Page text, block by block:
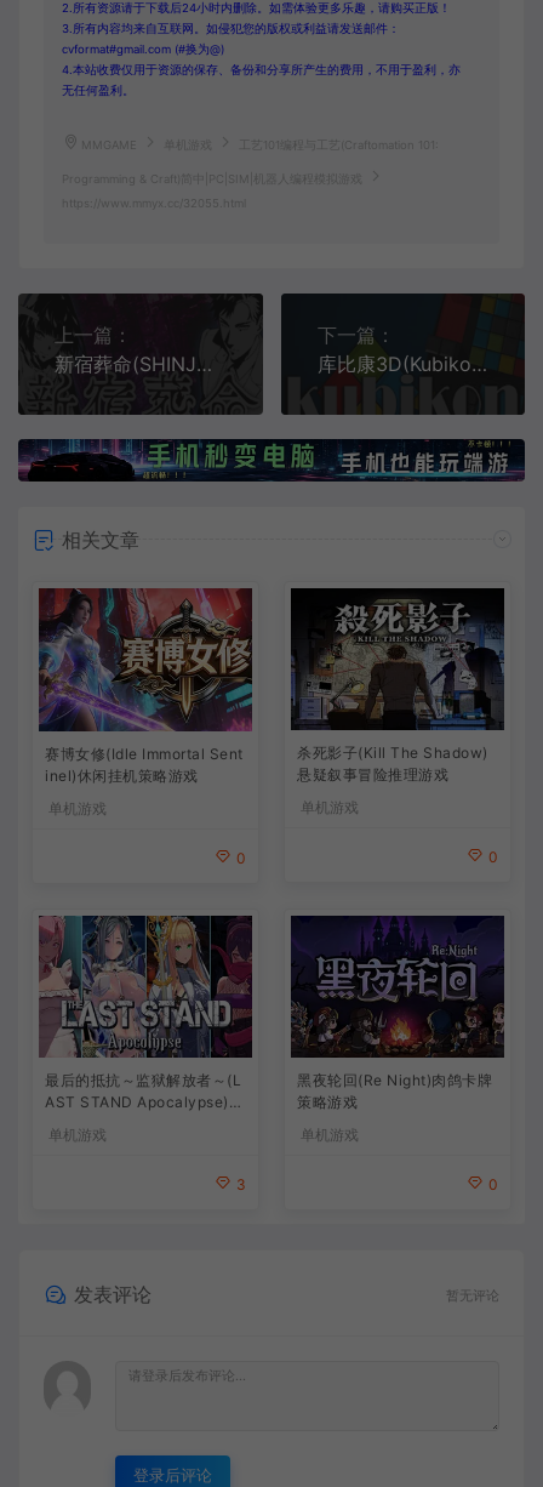
2.所有资源请于下载后24小时内删除。如需体验更多乐趣，请购买正版！
3.所有内容均来自互联网。如侵犯您的版权或利益请发送邮件：
cvformat#gmail.com (#换为@)
4.本站收费仅用于资源的保存、备份和分享所产生的费用，不用于盈利，亦
无任何盈利。
MMGAME 工艺101编程与工艺(Craftomation 101:
Programming & Craft)简中|PC|SIM|机器人编程模拟游戏
https://www.mmyx.cc/32055.html
上一篇：
新宿葬命(SHINJUKU SOUMEI)简中|PC|AVG|冒险视觉小说游戏
下一篇：
库比康3D(Kubikon 3D)烧脑益智解谜游戏|下载
相关文章
赛博女修(Idle Immortal Sent
inel)休闲挂机策略游戏
单机游戏
0
杀死影子(Kill The Shadow)
悬疑叙事冒险推理游戏
单机游戏
0
最后的抵抗～监狱解放者～(L
AST STAND Apocalypse)卡
单机游戏
3
黑夜轮回(Re Night)肉鸽卡牌
策略游戏
单机游戏
0
发表评论 暂无评论
登录后评论